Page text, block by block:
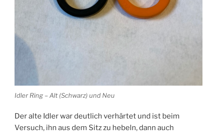
Idler Ring – Alt (Schwarz) und Neu
Der alte Idler war deutlich verhärtet und ist beim
Versuch, ihn aus dem Sitz zu hebeln, dann auch